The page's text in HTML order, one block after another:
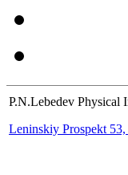
P.N.Lebedev Physical
Leninskiy Prospekt